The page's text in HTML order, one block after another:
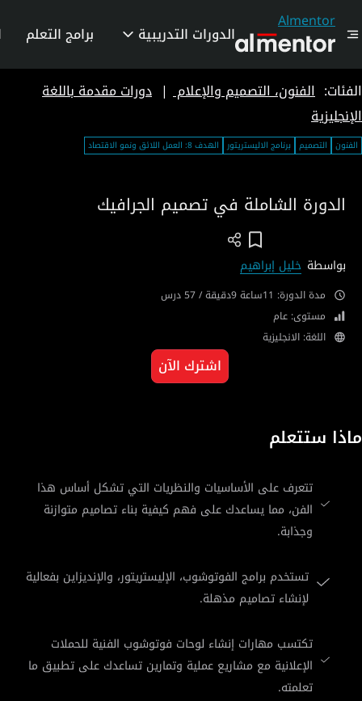
Almentor
الدورات التدريبية برامج التعلم
الفئات: الفنون، التصميم والإعلام | دورات مقدمة باللغة
الإنجليزية
الفنون التصميم برنامج الاليستريتور الهدف 8: العمل اللائق ونمو الاقتصاد
الدورة الشاملة في تصميم الجرافيك
بواسطة خليل إبراهيم
مدة الدورة: 11ساعة 9دقيقة / 57 درس
مستوى: عام
اللغة: الانجليزية
اشترك الآن
ماذا ستتعلم
تتعرف على الأساسيات والنظريات التي تشكل أساس هذا
الفن، مما يساعدك على فهم كيفية بناء تصاميم متوازنة
وجذابة.
تستخدم برامج الفوتوشوب، الإليستريتور، والإنديزاين بفعالية
لإنشاء تصاميم مذهلة.
تكتسب مهارات إنشاء لوحات فوتوشوب الفنية للحملات
الإعلانية مع مشاريع عملية وتمارين تساعدك على تطبيق ما
تعلمته.